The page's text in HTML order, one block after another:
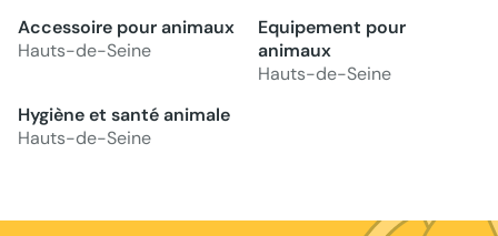
Accessoire pour animaux
Hauts-de-Seine
Equipement pour
animaux
Hauts-de-Seine
Hygiène et santé animale
Hauts-de-Seine